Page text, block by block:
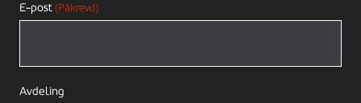
E-post (Påkrevd)
Avdeling